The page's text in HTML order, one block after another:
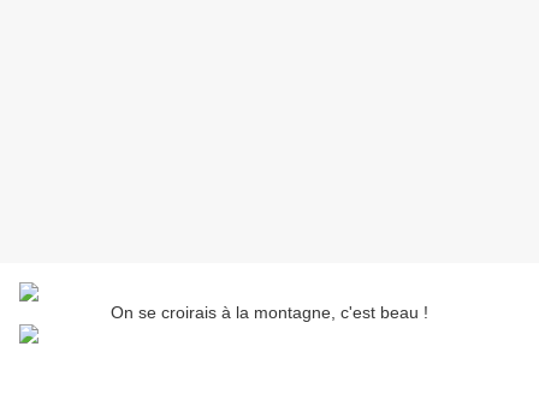
On se croirais à la montagne, c'est beau !